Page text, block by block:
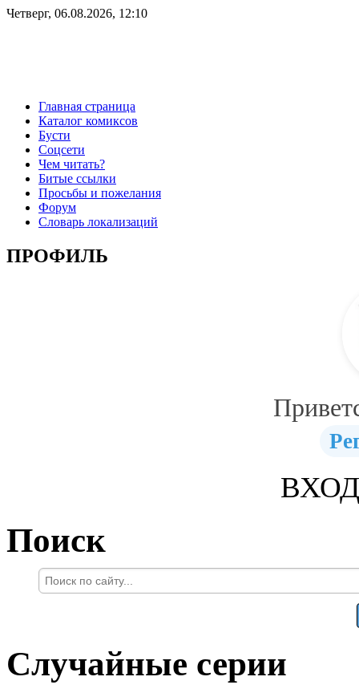
Четверг, 06.08.2026, 12:10
Главная страница
Каталог комиксов
Бусти
Соцсети
Чем читать?
Битые ссылки
Просьбы и пожелания
Форум
Словарь локализаций
ПРОФИЛЬ
Поиск
Случайные серии